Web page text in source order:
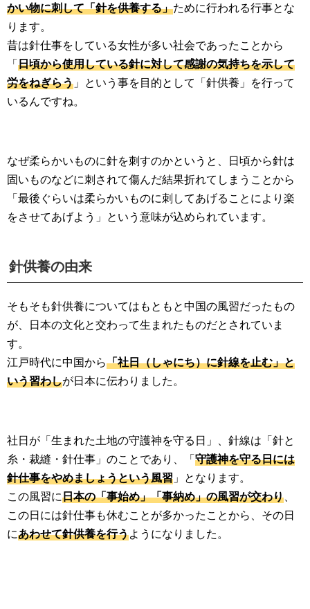
かい物に刺して「針を供養する」ために行われる行事とな
ります。
昔は針仕事をしている女性が多い社会であったことから
「日頃から使用している針に対して感謝の気持ちを示して
労をねぎらう 」という事を目的として「針供養」を行って
いるんですね。
なぜ柔らかいものに針を刺すのかというと、日頃から針は
固いものなどに刺されて傷んだ結果折れてしまうことから
「最後ぐらいは柔らかいものに刺してあげることにより楽
をさせてあげよう」という意味が込められています。
針供養の由来
そもそも針供養についてはもともと中国の風習だったもの
が、日本の文化と交わって生まれたものだとされていま
す。
江戸時代に中国から「社日（しゃにち）に針線を止む」と
いう習わしが日本に伝わりました。
社日が「生まれた土地の守護神を守る日」、針線は「針と
糸・裁縫・針仕事」のことであり、「守護神を守る日には
針仕事をやめましょうという風習 」となります。
この風習に日本の「事始め」「事納め」の風習が交わり、
この日には針仕事も休むことが多かったことから、その日
にあわせて針供養を行うようになりました。